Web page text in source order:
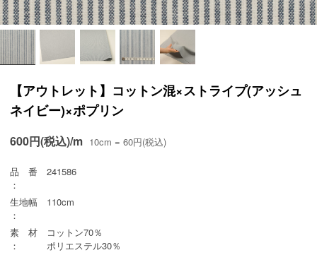
【アウトレット】コットン混×ストライプ(アッシュ
ネイビー)×ポプリン
600円(税込)/m 10cm = 60円(税込)
品 番
：
241586
生地幅
：
110cm
素 材
：
コットン70％
ポリエステル30％